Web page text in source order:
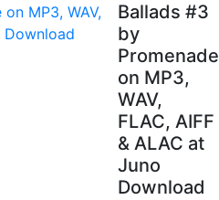
Ballads #3
by
Promenade
on MP3,
WAV,
FLAC, AIFF
& ALAC at
Juno
Download